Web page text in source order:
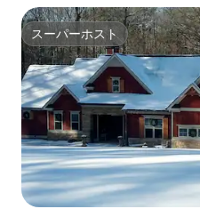
スーパーホスト
スーパーホスト